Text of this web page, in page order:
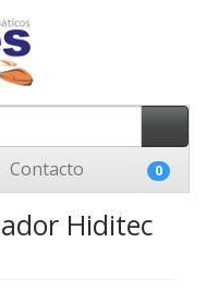
Contacto 0
Hiditec